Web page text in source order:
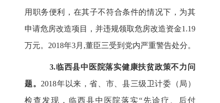
用职务便利，在其子不符合条件的情况下，为其
申请危房改造项目，并违规领取危房改造资金1.19
万元。2018年3月,董臣三受到党内严重警告处分。
3.临西县中医院落实健康扶贫政策不力问
题。 2018年以来，省、市、县三级卫计委（局）
检查发现，临西县中医院落实“先诊疗、后付